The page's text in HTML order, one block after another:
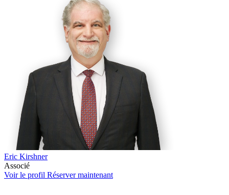
Eric Kirshner
Associé
Voir le profil Réserver maintenant